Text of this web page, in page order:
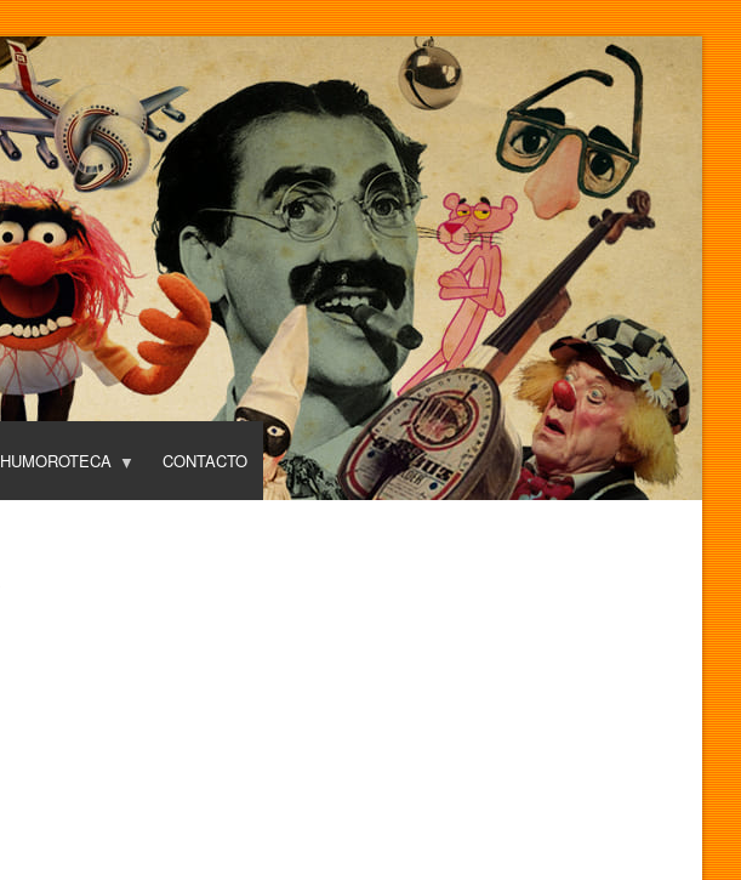
HUMOROTECA
P
CONTACTO